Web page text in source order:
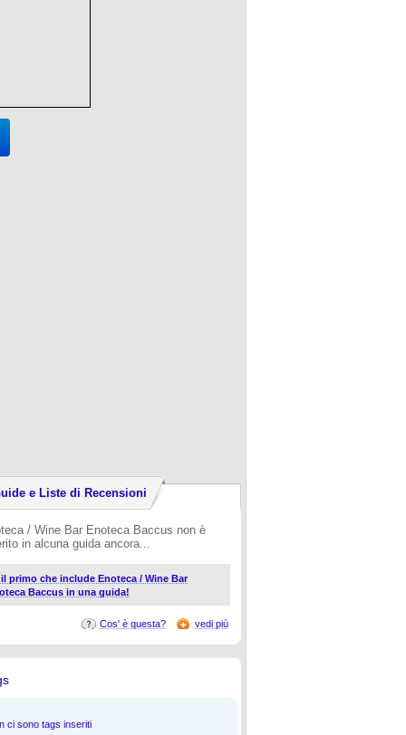
e Liste di Recensioni
/ Wine Bar Enoteca Baccus non è
in alcuna guida ancora...
primo che include Enoteca / Wine Bar
Baccus in una guida!
Cos' è questa? vedi più
ci sono tags inseriti